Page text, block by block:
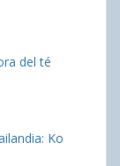
del té
Ko